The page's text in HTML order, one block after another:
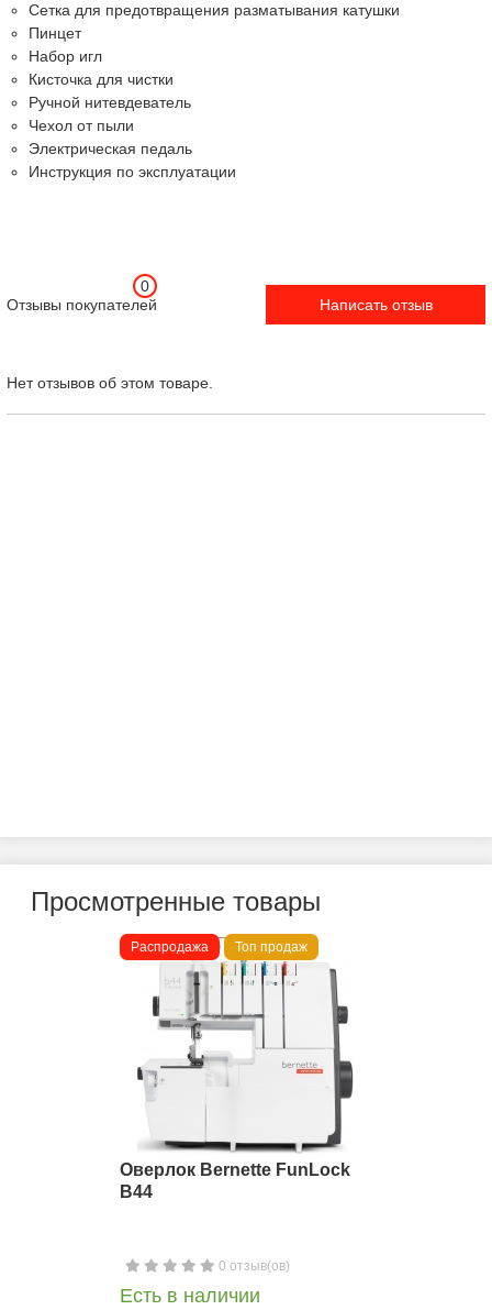
Сетка для предотвращения разматывания катушки
Пинцет
Набор игл
Кисточка для чистки
Ручной нитевдеватель
Чехол от пыли
Электрическая педаль
Инструкция по эксплуатации
Отзывы покупателей
0
Написать отзыв
Нет отзывов об этом товаре.
Просмотренные товары
Распродажа Топ продаж
Оверлок Bernette FunLock
B44
0 отзыв(ов)
Есть в наличии